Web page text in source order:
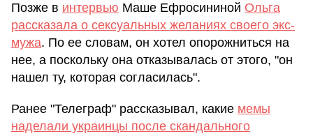
Позже в интервью Маше Ефросининой Ольга
рассказала о сексуальных желаниях своего экс-
мужа. По ее словам, он хотел опорожниться на
нее, а поскольку она отказывалась от этого, "он
нашел ту, которая согласилась".
Ранее "Телеграф" рассказывал, какие мемы
наделали украинцы после скандального